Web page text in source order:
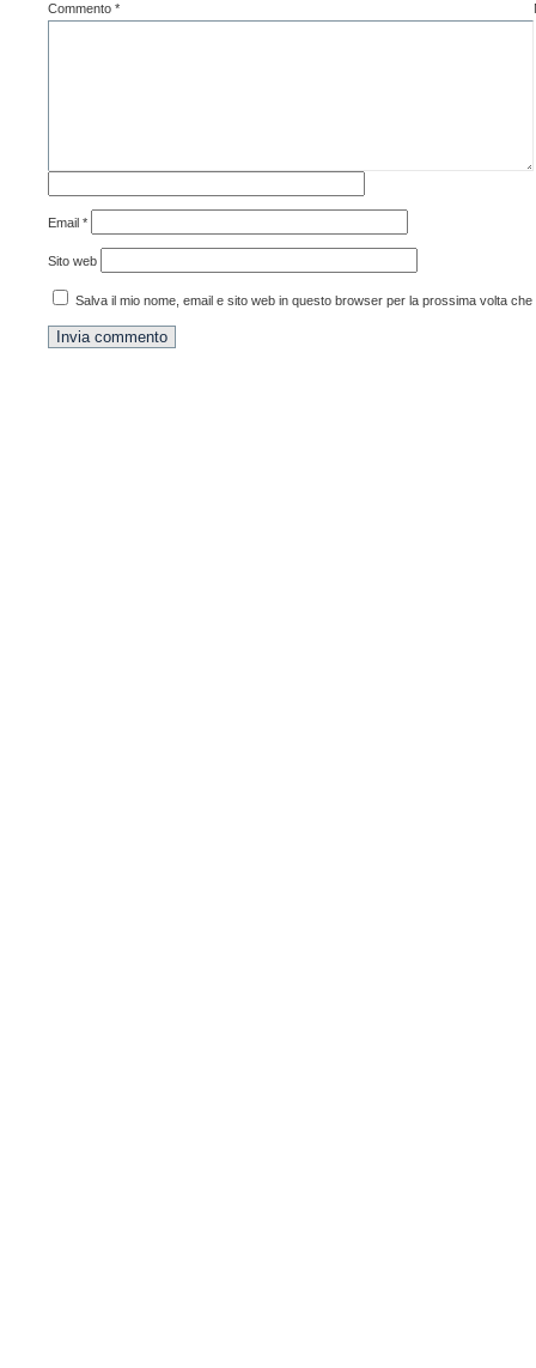
Commento *
Email *
Sito web
Salva il mio nome, email e sito web in questo browser per la prossima volta